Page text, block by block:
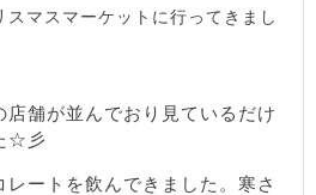
スマスマーケットに行ってきまし
舗が並んでおり見ているだけ
☆彡
ートを飲んできました。寒さ